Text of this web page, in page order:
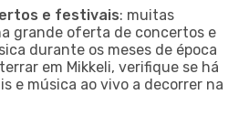
e festivais: muitas
grande oferta de concertos e
durante os meses de época
em Mikkeli, verifique se há
e música ao vivo a decorrer na